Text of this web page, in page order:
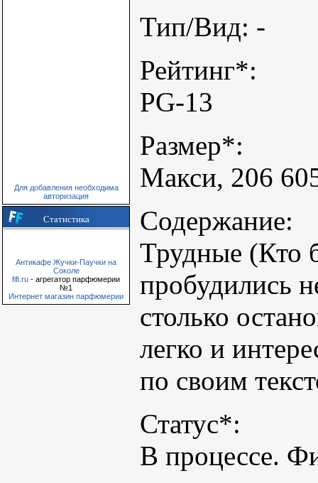
Для добавления необходима
авторизация
Статистика
Антикафе Жучки-Паучки на
Соколе
fifi.ru - агрегатор парфюмерии
№1
Интернет магазин парфюмерии
Тип/Вид: -
Рейтинг*:
PG-13
Размер*:
Макси, 206
Содержание:
Трудные (Кто
пробудились
столько
легко и
по своим
Статус*:
В процессе.